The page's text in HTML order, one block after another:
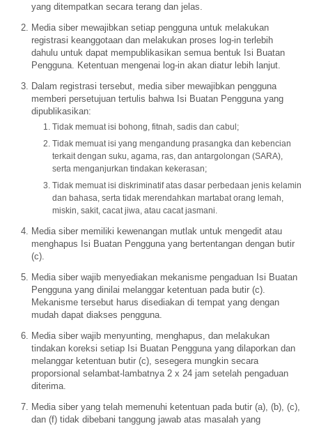
yang ditempatkan secara terang dan jelas.
Media siber mewajibkan setiap pengguna untuk melakukan
registrasi keanggotaan dan melakukan proses log-in terlebih
dahulu untuk dapat mempublikasikan semua bentuk Isi Buatan
Pengguna. Ketentuan mengenai log-in akan diatur lebih lanjut.
Dalam registrasi tersebut, media siber mewajibkan pengguna
memberi persetujuan tertulis bahwa Isi Buatan Pengguna yang
dipublikasikan:
Tidak memuat isi bohong, fitnah, sadis dan cabul;
Tidak memuat isi yang mengandung prasangka dan kebencian
terkait dengan suku, agama, ras, dan antargolongan (SARA),
serta menganjurkan tindakan kekerasan;
Tidak memuat isi diskriminatif atas dasar perbedaan jenis kelamin
dan bahasa, serta tidak merendahkan martabat orang lemah,
miskin, sakit, cacat jiwa, atau cacat jasmani.
Media siber memiliki kewenangan mutlak untuk mengedit atau
menghapus Isi Buatan Pengguna yang bertentangan dengan butir
(c).
Media siber wajib menyediakan mekanisme pengaduan Isi Buatan
Pengguna yang dinilai melanggar ketentuan pada butir (c).
Mekanisme tersebut harus disediakan di tempat yang dengan
mudah dapat diakses pengguna.
Media siber wajib menyunting, menghapus, dan melakukan
tindakan koreksi setiap Isi Buatan Pengguna yang dilaporkan dan
melanggar ketentuan butir (c), sesegera mungkin secara
proporsional selambat-lambatnya 2 x 24 jam setelah pengaduan
diterima.
Media siber yang telah memenuhi ketentuan pada butir (a), (b), (c),
dan (f) tidak dibebani tanggung jawab atas masalah yang